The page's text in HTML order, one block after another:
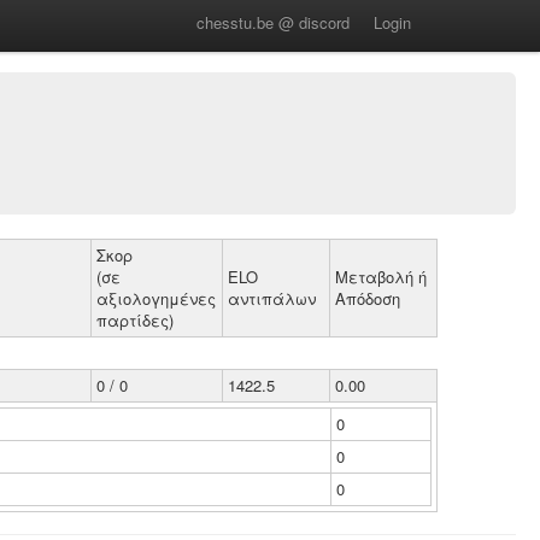
chesstu.be @ discord Login
Σκορ
(σε
αξιολογημένες
παρτίδες)
ELO
αντιπάλων
Μεταβολή ή
Απόδοση
0 / 0 1422.5
0.00
0
0
0